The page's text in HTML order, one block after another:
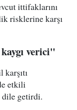
ittifaklarını
risklerine karşı
verici"
etkili
dile getirdi.